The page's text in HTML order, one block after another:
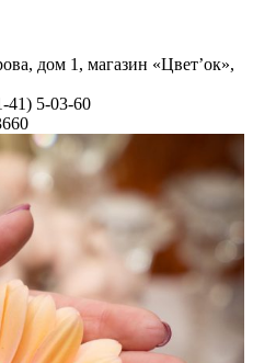
дом 1, магазин «Цвет’ок»,
41) 5-03-60